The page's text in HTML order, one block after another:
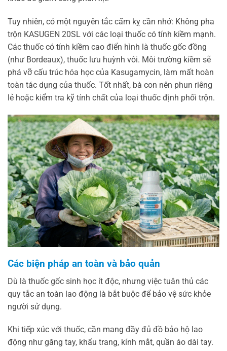
Tuy nhiên, có một nguyên tắc cấm kỵ cần nhớ: Không pha
trộn KASUGEN 20SL với các loại thuốc có tính kiềm mạnh.
Các thuốc có tính kiềm cao điển hình là thuốc gốc đồng
(như Bordeaux), thuốc lưu huỳnh vôi. Môi trường kiềm sẽ
phá vỡ cấu trúc hóa học của Kasugamycin, làm mất hoàn
toàn tác dụng của thuốc. Tốt nhất, bà con nên phun riêng
lẻ hoặc kiểm tra kỹ tính chất của loại thuốc định phối trộn.
Các biện pháp an toàn và bảo quản
Dù là thuốc gốc sinh học ít độc, nhưng việc tuân thủ các
quy tắc an toàn lao động là bắt buộc để bảo vệ sức khỏe
người sử dụng.
Khi tiếp xúc với thuốc, cần mang đầy đủ đồ bảo hộ lao
động như găng tay, khẩu trang, kính mắt, quần áo dài tay.